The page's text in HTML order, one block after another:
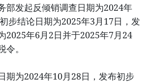
部发起反倾销调查日期为2024年
步结论日期为2025年3月17日，发
2025年6月2日并于2025年7月24
。
期为2024年10月28日，发布初步